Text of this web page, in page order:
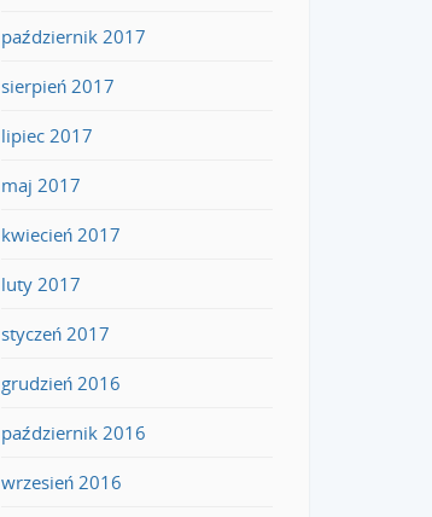
październik 2017
sierpień 2017
lipiec 2017
maj 2017
kwiecień 2017
luty 2017
styczeń 2017
grudzień 2016
październik 2016
wrzesień 2016